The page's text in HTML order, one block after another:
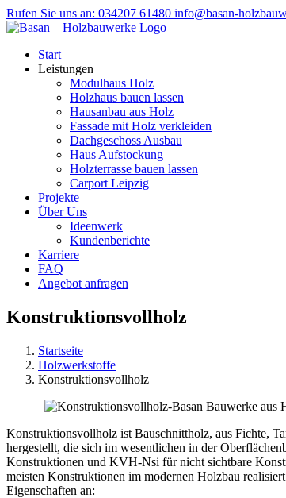
Zum
Inhalt
Rufen Sie uns an: 034207 61480 info@basan-
Start
Leistungen
Modulhaus Holz
Holzhaus bauen lassen
Hausanbau aus Holz
Fassade mit Holz verkleiden
Dachgeschoss Ausbau
Haus Aufstockung
Holzterrasse bauen lassen
Carport Leipzig
Projekte
Über Uns
Ideenwerk
Kundenberichte
Karriere
FAQ
Angebot anfragen
Konstruktionsvollholz
Startseite
Holzwerkstoffe
Konstruktionsvollholz
Konstruktionsvollholz ist Bauschnittholz, aus Fichte,
hergestellt, die sich im wesentlichen in der
Konstruktionen und KVH-Nsi für nicht sichtbare
meisten Konstruktionen im modernen Holzbau
Eigenschaften an: